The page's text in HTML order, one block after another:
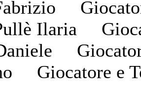
Ilaria
Giocatore e